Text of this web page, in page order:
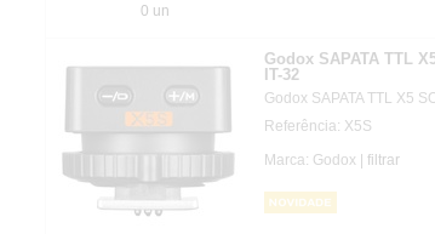
0 un
Godox SAPATA TTL
IT-32
Godox SAPATA TTL X5
Referência: X5S
Marca: Godox | filtrar